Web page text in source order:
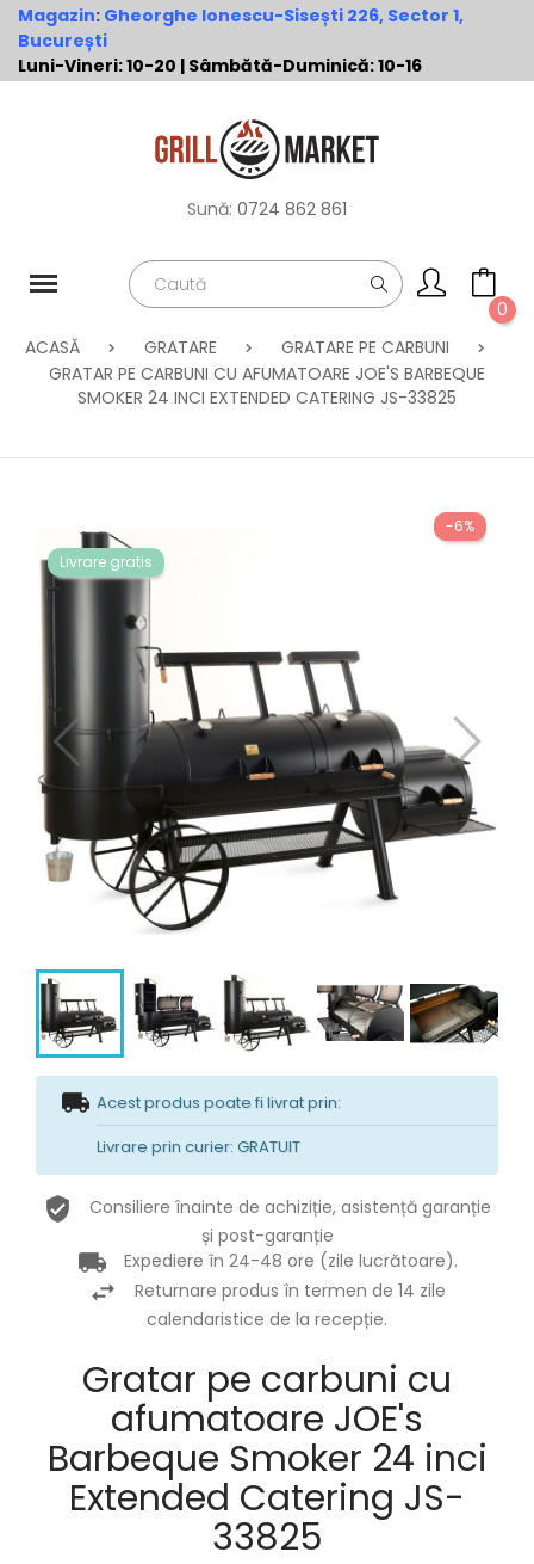
Magazin: Gheorghe Ionescu-Sisești 226, Sector 1,
București
Luni-Vineri: 10-20 | Sâmbătă-Duminică: 10-16
Sună: 0724 862 861
0
ACASĂ
GRATARE
GRATARE PE CARBUNI
GRATAR PE CARBUNI CU AFUMATOARE JOE'S BARBEQUE
SMOKER 24 INCI EXTENDED CATERING JS-33825
Acest produs poate fi livrat prin:
Livrare prin curier: GRATUIT
Consiliere înainte de achiziție, asistență garanție
și post-garanție
Expediere în 24-48 ore (zile lucrătoare).
Returnare produs în termen de 14 zile
calendaristice de la recepție.
Livrare gratis
-6%
Gratar pe carbuni cu
afumatoare JOE's
Barbeque Smoker 24 inci
Extended Catering JS-
33825